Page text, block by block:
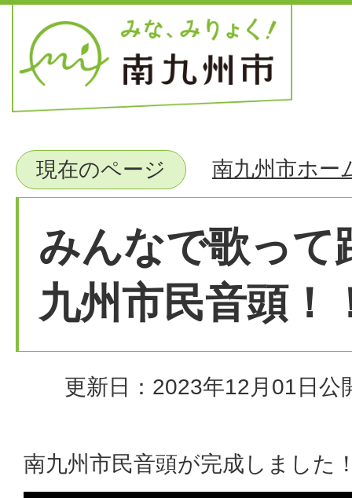
現在のページ 南九州市ホー
みんなで歌って
九州市民音頭！
更新日：2023年12月01日 公
南九州市民音頭が完成しました